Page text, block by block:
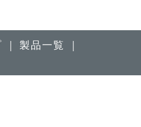
製品一覧